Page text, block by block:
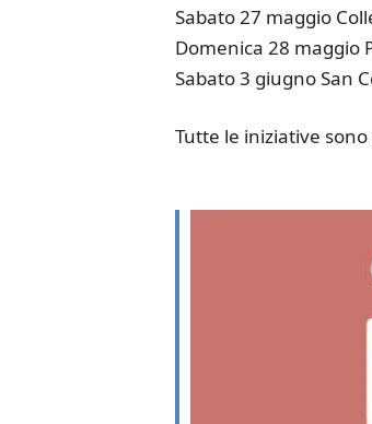
Sabato 27 maggio
Domenica 28 maggio
Sabato 3 giugno San
Tutte le iniziative